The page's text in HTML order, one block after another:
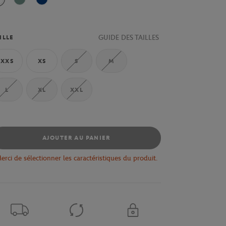
/ Marine / Flamenco
Yucca / Blanc
Marine
GUIDE DES TAILLES
XXS XS S M
L XL XXL
AJOUTER AU PANIER
de sélectionner les caractéristiques du produit.